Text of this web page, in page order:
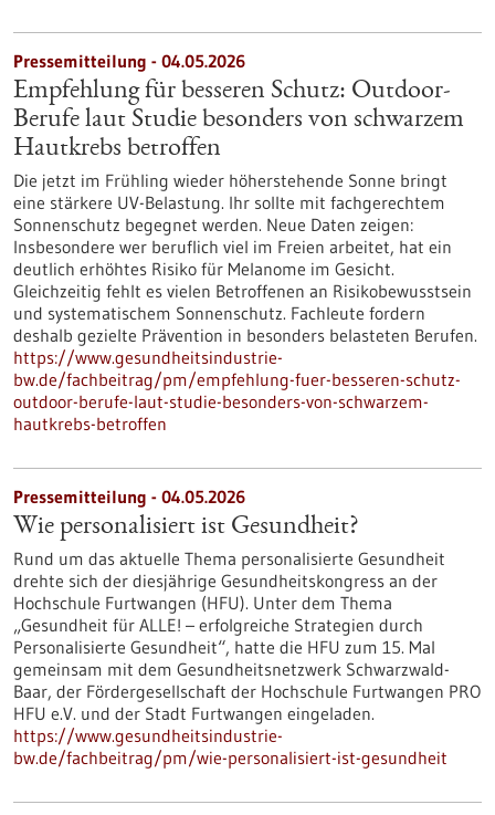
Pressemitteilung - 04.05.2026
Empfehlung für besseren Schutz: Outdoor-
Berufe laut Studie besonders von schwarzem
Hautkrebs betroffen
Die jetzt im Frühling wieder höherstehende Sonne bringt
eine stärkere UV-Belastung. Ihr sollte mit fachgerechtem
Sonnenschutz begegnet werden. Neue Daten zeigen:
Insbesondere wer beruflich viel im Freien arbeitet, hat ein
deutlich erhöhtes Risiko für Melanome im Gesicht.
Gleichzeitig fehlt es vielen Betroffenen an Risikobewusstsein
und systematischem Sonnenschutz. Fachleute fordern
deshalb gezielte Prävention in besonders belasteten Berufen.
https://www.gesundheitsindustrie-
bw.de/fachbeitrag/pm/empfehlung-fuer-besseren-schutz-
outdoor-berufe-laut-studie-besonders-von-schwarzem-
hautkrebs-betroffen
Pressemitteilung - 04.05.2026
Wie personalisiert ist Gesundheit?
Rund um das aktuelle Thema personalisierte Gesundheit
drehte sich der diesjährige Gesundheitskongress an der
Hochschule Furtwangen (HFU). Unter dem Thema
„Gesundheit für ALLE! – erfolgreiche Strategien durch
Personalisierte Gesundheit“, hatte die HFU zum 15. Mal
gemeinsam mit dem Gesundheitsnetzwerk Schwarzwald-
Baar, der Fördergesellschaft der Hochschule Furtwangen PRO
HFU e.V. und der Stadt Furtwangen eingeladen.
https://www.gesundheitsindustrie-
bw.de/fachbeitrag/pm/wie-personalisiert-ist-gesundheit